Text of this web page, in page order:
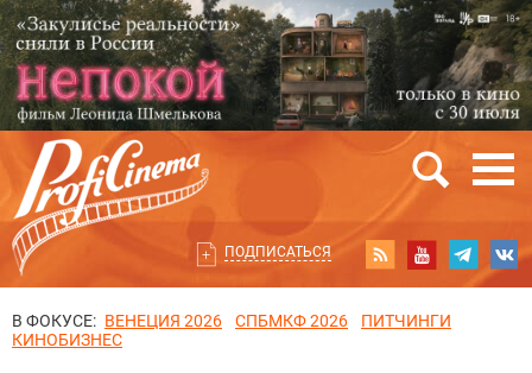
ПОДПИСАТЬСЯ
В ФОКУСЕ: ВЕНЕЦИЯ 2026 СПБМКФ 2026
ПИТЧИНГИ
КИНОБИЗНЕС